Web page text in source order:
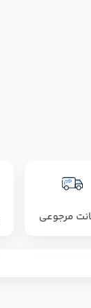
مرجوعی